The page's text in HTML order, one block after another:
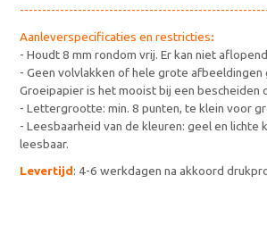
Aanleverspecificaties en restricties:
- Houdt 8 mm rondom vrij. Er kan niet
- Geen volvlakken of hele grote afbeeldingen
Groeipapier is het mooist bij een bescheiden
- Lettergrootte: min. 8 punten, te klein voor
- Leesbaarheid van de kleuren: geel en lichte
leesbaar.
Levertijd: 4-6 werkdagen na akkoord